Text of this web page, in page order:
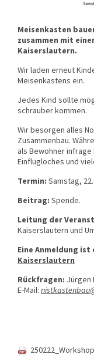
Meisenkasten
zusammen mit
Kaiserslautern.
Wir laden erneut
Meisenkastens ein.
Jedes Kind sollte
schrauber kommen.
Wir besorgen alles
Zusammenbau.
als Bewohner
Einflugloches und
Termin: Samstag,
Beitrag: Spende.
Leitung der
Kaiserslautern und
Eine Anmeldung
Kaiserslautern
Rückfragen: Jürgen
E-Mail: